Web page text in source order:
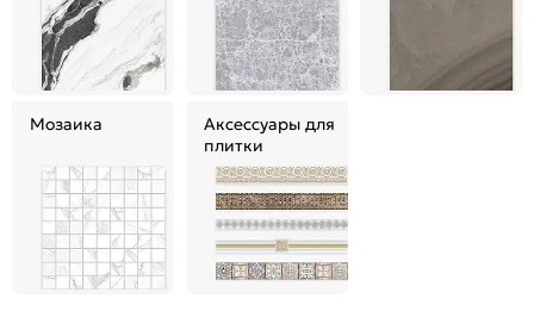
Мозаика
Аксессуары для
плитки